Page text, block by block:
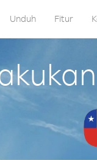
Unduh Fitur